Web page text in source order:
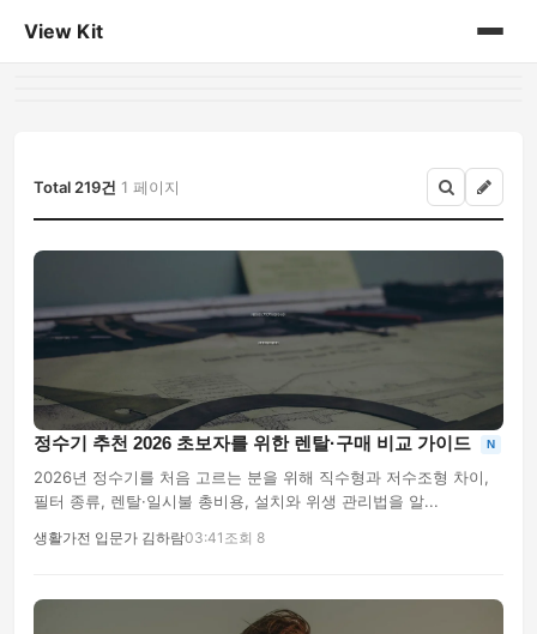
View Kit
Total 219건 1 페이지
정수기 추천 2026 초보자를 위한 렌탈·구매 비교 가이드 N
2026년 정수기를 처음 고르는 분을 위해 직수형과 저수조형 차이,
필터 종류, 렌탈·일시불 총비용, 설치와 위생 관리법을 알...
생활가전 입문가 김하람03:41 조회 8